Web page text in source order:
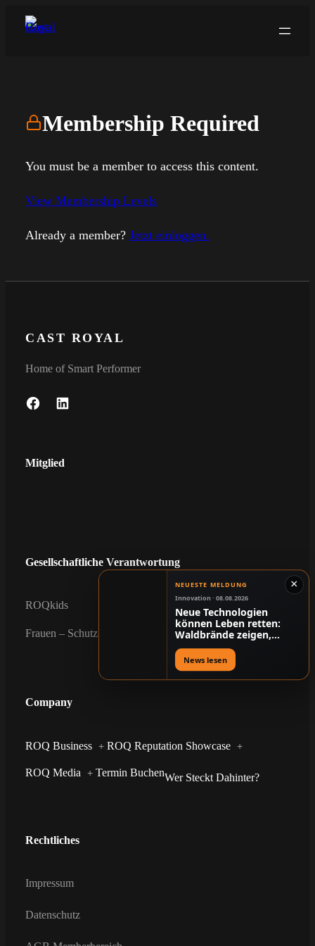
Zum
Membership Required
You must be a member to access this content.
View Membership Levels
Already a member? Jetzt einloggen.
CAST ROYAL
Home of Smart Performer
F
E
L
K
Mitglied
Gesellschaftliche Verantwortung
ROQkids
Frauen – Schutz – Bewegung
Company
ROQ Business ROQ Reputation Showcase
ROQ Media Termin BuchenWer Steckt Dahinter?
Rechtliches
Impressum
Datenschutz
×
NEUESTE MELDUNG
Innovation · 08.08.2026
Neue Technologien
können Leben retten:
Waldbrände zeigen,
warum Digitalisierung
mehr als Komfort ist
News lesen